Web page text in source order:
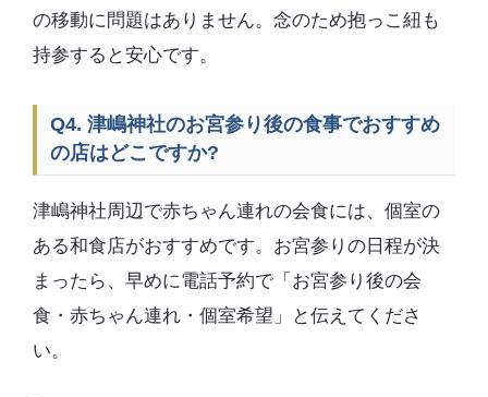
の移動に問題はありません。念のため抱っこ紐も
持参すると安心です。
Q4. 津嶋神社のお宮参り後の食事でおすすめ
の店はどこですか?
津嶋神社周辺で赤ちゃん連れの会食には、個室の
ある和食店がおすすめです。お宮参りの日程が決
まったら、早めに電話予約で「お宮参り後の会
食・赤ちゃん連れ・個室希望」と伝えてくださ
い。